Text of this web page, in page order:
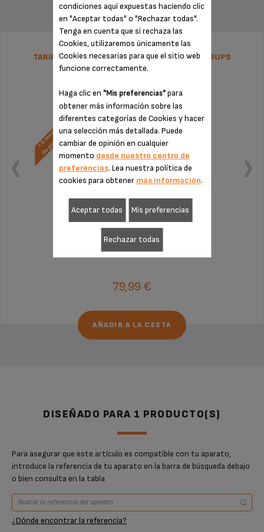
TARIFA PLANA DE REPARACIÓN NESPRESSO KRUPS
Sin factura ni sorpresas
¡Extensión de la garantía de 6 meses!
79,99 €
AÑADIR A LA CESTA
DISEÑADO PARA 1 PRODUCTO(S)
Para asegurar que este artículo es compatible con tu aparato,
introduce la referencia de tu aparato en la barra de búsqueda debajo
o bien consulta en la tabla
¿Dónde encontrar la referencia?
condiciones aquí expuestas haciendo clic
en "Aceptar todas" o "Rechazar todas".
Tenga en cuenta que si rechaza las
Cookies, utilizaremos únicamente las
Cookies necesarias para que el sitio web
funcione correctamente.
Haga clic en "Mis preferencias"para
obtener más información sobre las
diferentes categorías de Cookies y hacer
una selección más detallada. Puede
cambiar de opinión en cualquier
momento desde nuestro centro de
preferencias. Lea nuestra política de
cookies para obtener más información.
Aceptar todas Mis preferencias
Rechazar todas